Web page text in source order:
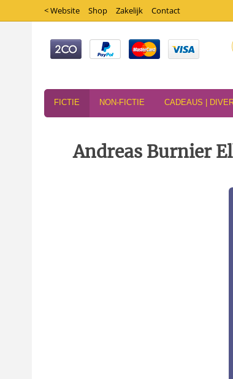
< Website Shop Zakelijk Contact
FICTIE NON-FICTIE CADEAUS |
Andreas Burnier